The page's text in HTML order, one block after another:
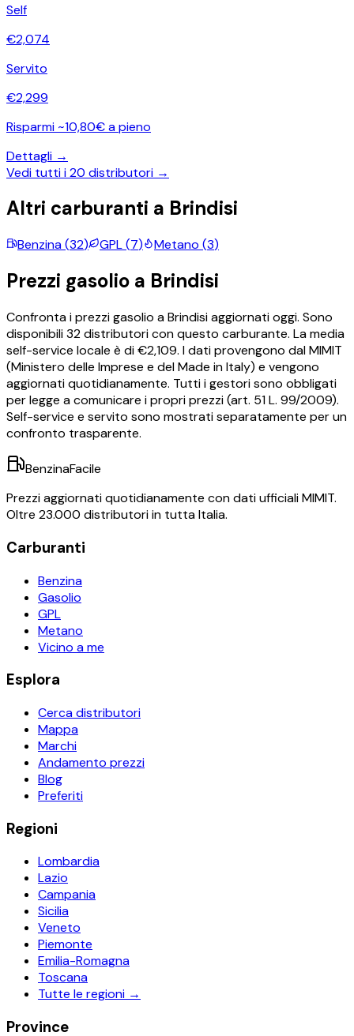
Self
€2,074
Servito
€2,299
Risparmi ~10,80€ a pieno
Dettagli →
Vedi tutti i20 distributori →
Altri carburanti a Brindisi
Benzina(32) GPL(7) Metano (3)
Prezzi gasolio a Brindisi
Confronta i prezzigasolio aBrindisiaggiornati oggi. Sono
disponibili32distributori con questo carburante. La media
self-service locale è di €2,109. I dati provengono dal MIMIT
(Ministero delle Imprese e del Made in Italy) e vengono
aggiornati quotidianamente. Tutti i gestori sono obbligati
per legge a comunicare i propri prezzi (art. 51 L. 99/2009).
Self-service e servito sono mostrati separatamente per un
confronto trasparente.
BenzinaFacile
Prezzi aggiornati quotidianamente con dati ufficiali MIMIT.
Oltre 23.000 distributori in tutta Italia.
Carburanti
Benzina
Gasolio
GPL
Metano
Vicino a me
Esplora
Cerca distributori
Mappa
Marchi
Andamento prezzi
Blog
Preferiti
Regioni
Lombardia
Lazio
Campania
Sicilia
Veneto
Piemonte
Emilia-Romagna
Toscana
Tutte le regioni →
Province